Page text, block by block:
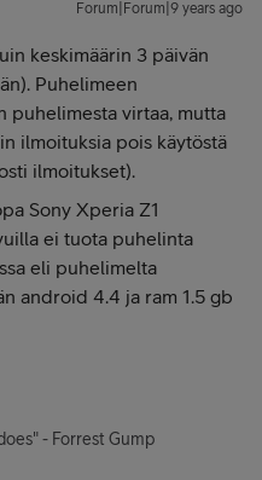
Forum|Forum|9 years ago
keskimäärin 3 päivän
Puhelimeen
puhelimesta virtaa, mutta
ilmoituksia pois käytöstä
ilmoitukset).
Sony Xperia Z1
ei tuota puhelinta
eli puhelimelta
android 4.4 ja ram 1.5 gb
- Forrest Gump